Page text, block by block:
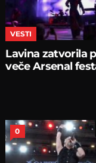
VESTI
Lavina zatvorila
veče Arsenal
0